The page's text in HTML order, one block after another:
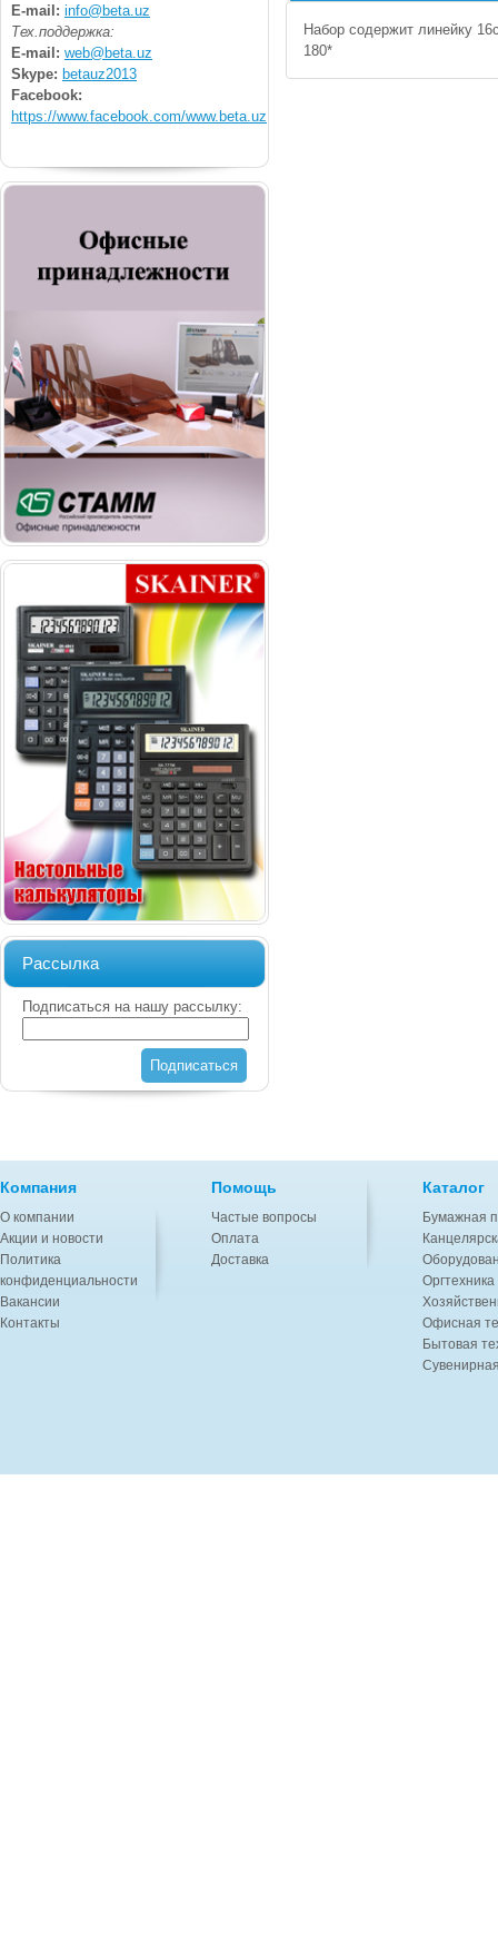
E-mail: info@beta.uz
Тех.поддержка:
E-mail: web@beta.uz
Skype: betauz2013
Facebook:
https://www.facebook.com/www.beta.uz
Рассылка
Подписаться на нашу рассылку:
Подписаться
Набор содержит линейку
180*
Компания
О компании
Акции и новости
Политика
конфиденциальности
Вакансии
Контакты
Помощь
Частые вопросы
Оплата
Доставка
Каталог
Бумажная
Офисная
Бытовая